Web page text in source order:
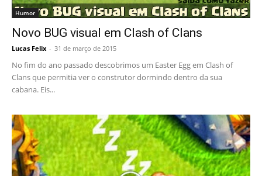
Humor
Novo BUG visual em Clash of Clans
Lucas Felix - 31 de março de 2015
No fim do ano passado descobrimos um Easter Egg em Clash of
Clans que permitia ver o construtor dormindo dentro da sua
cabana. Eis...